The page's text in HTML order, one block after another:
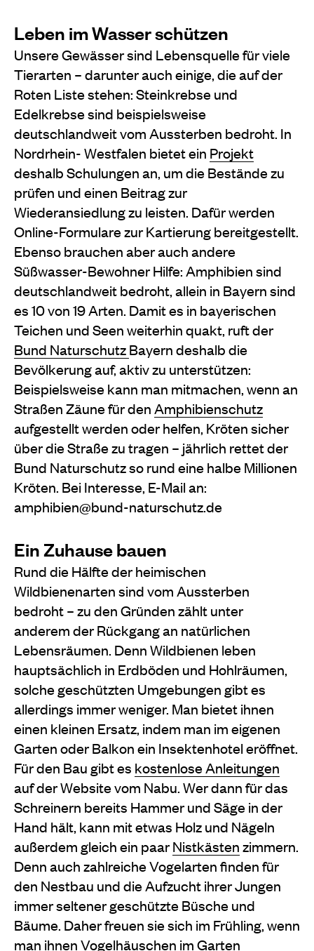
Leben im Wasser schützen
Unsere Gewässer sind Lebensquelle für viele
Tierarten – darunter auch einige, die auf der
Roten Liste stehen: Steinkrebse und
Edelkrebse sind beispielsweise
deutschlandweit vom Aussterben bedroht. In
Nordrhein- Westfalen bietet ein Projekt
deshalb Schulungen an, um die Bestände zu
prüfen und einen Beitrag zur
Wiederansiedlung zu leisten. Dafür werden
Online-Formulare zur Kartierung bereitgestellt.
Ebenso brauchen aber auch andere
Süßwasser-Bewohner Hilfe: Amphibien sind
deutschlandweit bedroht, allein in Bayern sind
es 10 von 19 Arten. Damit es in bayerischen
Teichen und Seen weiterhin quakt, ruft der
Bund NaturschutzBayern deshalb die
Bevölkerung auf, aktiv zu unterstützen:
Beispielsweise kann man mitmachen, wenn an
Straßen Zäune für denAmphibienschutz
aufgestellt werden oder helfen, Kröten sicher
über die Straße zu tragen – jährlich rettet der
Bund Naturschutz so rund eine halbe Millionen
Kröten. Bei Interesse, E-Mail an:
amphibien@bund-naturschutz.de
Ein Zuhause bauen
Rund die Hälfte der heimischen
Wildbienenarten sind vom Aussterben
bedroht – zu den Gründen zählt unter
anderem der Rückgang an natürlichen
Lebensräumen. Denn Wildbienen leben
hauptsächlich in Erdböden und Hohlräumen,
solche geschützten Umgebungen gibt es
allerdings immer weniger. Man bietet ihnen
einen kleinen Ersatz, indem man im eigenen
Garten oder Balkon ein Insektenhotel eröffnet.
Für den Bau gibt es kostenlose Anleitungen
auf der Website vom Nabu. Wer dann für das
Schreinern bereits Hammer und Säge in der
Hand hält, kann mit etwas Holz und Nägeln
außerdem gleich ein paarNistkästenzimmern.
Denn auch zahlreiche Vogelarten finden für
den Nestbau und die Aufzucht ihrer Jungen
immer seltener geschützte Büsche und
Bäume. Daher freuen sie sich im Frühling, wenn
man ihnen Vogelhäuschen im Garten